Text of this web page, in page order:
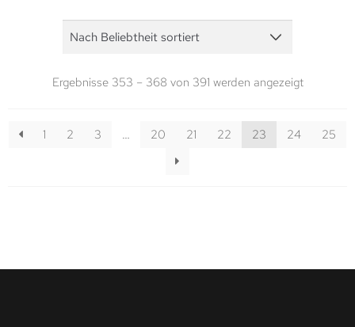
Ergebnisse 353 – 368 von 391 werden angezeigt
1 2 3 … 20 21 22 23 24 25